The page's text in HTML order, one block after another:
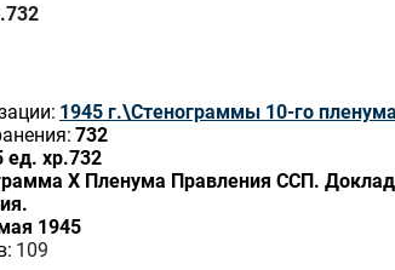
1945 г.\Стенограммы 10-го
732
ед. хр.732
X Пленума Правления ССП.
1945
109